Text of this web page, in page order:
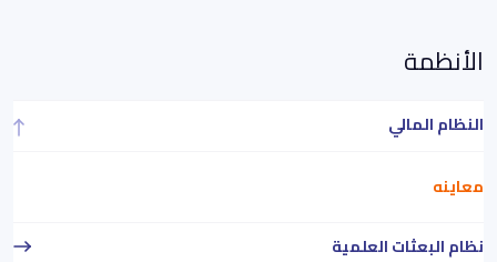
الأنظمة
النظام المالي
معاينه
نظام البعثات العلمية